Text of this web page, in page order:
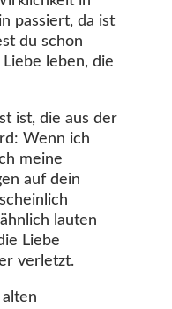
passiert, da ist
du schon
Liebe leben, die
ist, die aus der
Wenn ich
meine
auf dein
lauten
Liebe
verletzt.
alten